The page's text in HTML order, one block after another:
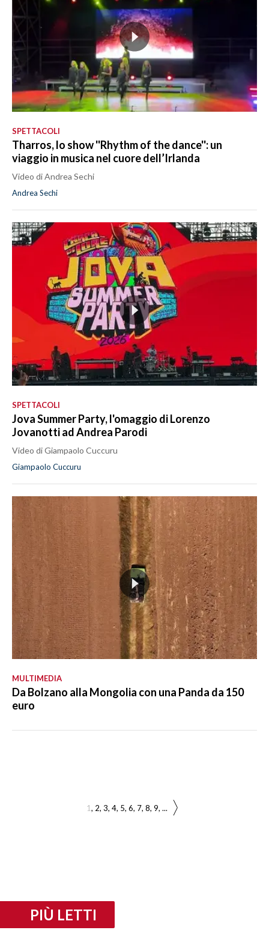
SPETTACOLI
Tharros, lo show ''Rhythm of the dance'': un
viaggio in musica nel cuore dell’Irlanda
Video di Andrea Sechi
Andrea Sechi
SPETTACOLI
Jova Summer Party, l'omaggio di Lorenzo
Jovanotti ad Andrea Parodi
Video di Giampaolo Cuccuru
Giampaolo Cuccuru
MULTIMEDIA
Da Bolzano alla Mongolia con una Panda da 150
euro
1 2 3 4 5 6 7 8 9 ...
PIÙ LETTI